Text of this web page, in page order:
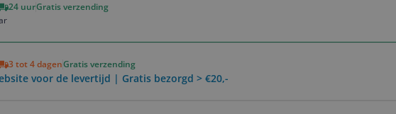
24 uurGratis verzending
3 tot 4 dagenGratis verzending
voor de levertijd | Gratis bezorgd > €20,-